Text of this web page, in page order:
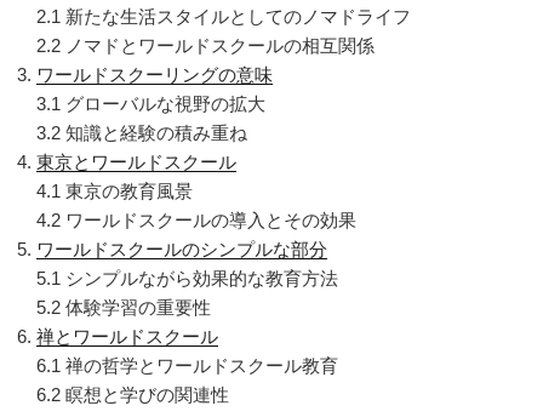
2.1 新たな生活スタイルとしてのノマドライフ
2.2 ノマドとワールドスクールの相互関係
ワールドスクーリングの意味
3.1 グローバルな視野の拡大
3.2 知識と経験の積み重ね
東京とワールドスクール
4.1 東京の教育風景
4.2 ワールドスクールの導入とその効果
ワールドスクールのシンプルな部分
5.1 シンプルながら効果的な教育方法
5.2 体験学習の重要性
禅とワールドスクール
6.1 禅の哲学とワールドスクール教育
6.2 瞑想と学びの関連性